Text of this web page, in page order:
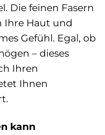
Die feinen Fasern
Ihre Haut und
Gefühl. Egal, ob
– dieses
Ihren
Ihnen
kann